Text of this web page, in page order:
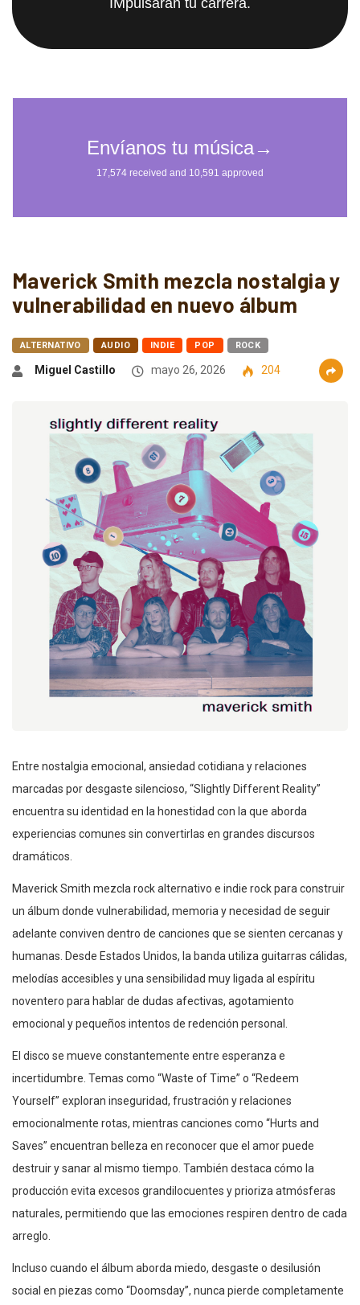
Maverick Smith mezcla nostalgia y
vulnerabilidad en nuevo álbum
ALTERNATIVO AUDIO INDIE POP ROCK
Miguel Castillo mayo 26, 2026 204
Entre nostalgia emocional, ansiedad cotidiana y relaciones
marcadas por desgaste silencioso, “Slightly Different Reality”
encuentra su identidad en la honestidad con la que aborda
experiencias comunes sin convertirlas en grandes discursos
dramáticos.
Maverick Smith mezcla rock alternativo e indie rock para construir
un álbum donde vulnerabilidad, memoria y necesidad de seguir
adelante conviven dentro de canciones que se sienten cercanas y
humanas. Desde Estados Unidos, la banda utiliza guitarras cálidas,
melodías accesibles y una sensibilidad muy ligada al espíritu
noventero para hablar de dudas afectivas, agotamiento
emocional y pequeños intentos de redención personal.
El disco se mueve constantemente entre esperanza e
incertidumbre. Temas como “Waste of Time” o “Redeem
Yourself” exploran inseguridad, frustración y relaciones
emocionalmente rotas, mientras canciones como “Hurts and
Saves” encuentran belleza en reconocer que el amor puede
destruir y sanar al mismo tiempo. También destaca cómo la
producción evita excesos grandilocuentes y prioriza atmósferas
naturales, permitiendo que las emociones respiren dentro de cada
arreglo.
Incluso cuando el álbum aborda miedo, desgaste o desilusión
social en piezas como “Doomsday”, nunca pierde completamente